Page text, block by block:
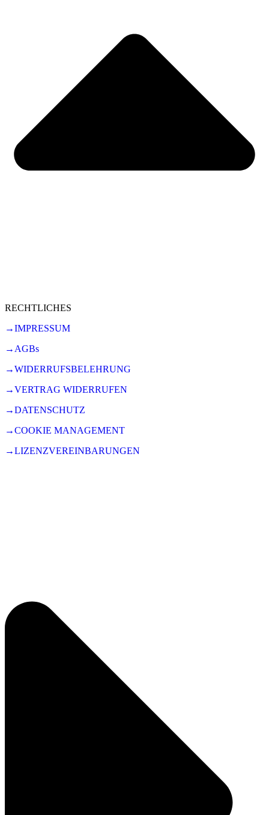
RECHTLICHES
→IMPRESSUM
→AGBs
→WIDERRUFSBELEHRUNG
→VERTRAG WIDERRUFEN
→DATENSCHUTZ
→COOKIE MANAGEMENT
→LIZENZVEREINBARUNGEN